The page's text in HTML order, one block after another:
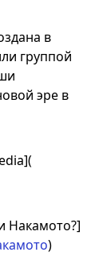
в
группой
эре в
Накамото?]
)